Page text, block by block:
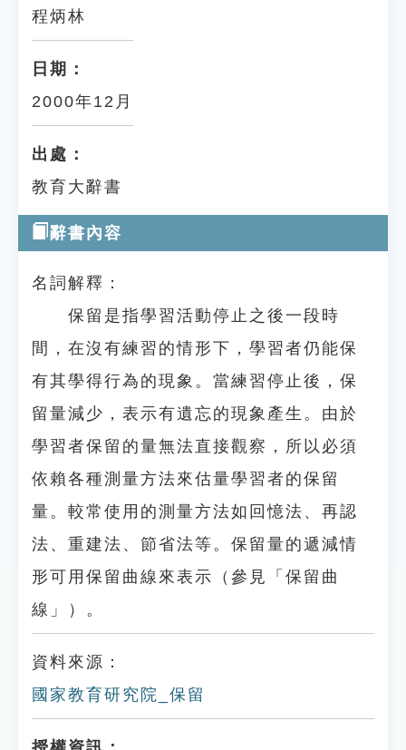
程炳林
日期：
2000年12月
出處：
教育大辭書
辭書內容
名詞解釋：
保留是指學習活動停止之後一段時
間，在沒有練習的情形下，學習者仍能保
有其學得行為的現象。當練習停止後，保
留量減少，表示有遺忘的現象產生。由於
學習者保留的量無法直接觀察，所以必須
依賴各種測量方法來估量學習者的保留
量。較常使用的測量方法如回憶法、再認
法、重建法、節省法等。保留量的遞減情
形可用保留曲線來表示（參見「保留曲
線」）。
資料來源：
國家教育研究院_保留